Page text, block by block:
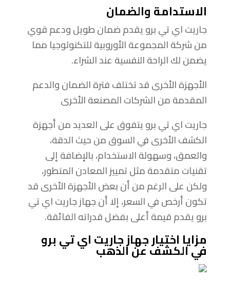
الاستدامة والضمان
جاريت اي تي برو يقدم ضمان طويل ودعم قوي
من شركة المجموعة الأوروبية للتكنولوجيا مما
يضمن لك الراحة النفسية عند الشراء.
الأجهزة الأخرى قد تختلف فترة الضمان والدعم
المقدمة من الشركات المصنعة الأخرى
جاريت اي تي برو يتفوق على العديد من أجهزة
الكشف الأخرى في السوق من حيث الدقة،
والعمق، وسهولة الاستخدام، بالإضافة إلى
تقنيات متقدمة مثل تمييز المعادن المتطور،
ولكن على الرغم من أن بعض الأجهزة الأخرى قد
تكون أرخص في السعر، إلا أن جهاز جاريت اي تي
برو يقدم قيمة أعلى بفضل قدراته الفائقة.
مزايا اختيار جهاز جاريت اي تي برو
في الكشف عن الذهب